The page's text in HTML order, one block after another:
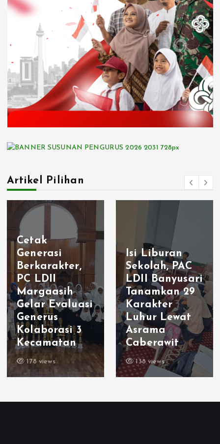
Artikel Pilihan
Cetak
Generasi
Berkarakter,
PC LDII
Margaasih
Gelar Evaluasi
Generus
Kolaborasi 3
Kecamatan
178 views
Isi Liburan
Sekolah, PAC
LDII Banyusari
Tanamkan 29
Karakter
Luhur Lewat
Asrama
Caberawit
138 views